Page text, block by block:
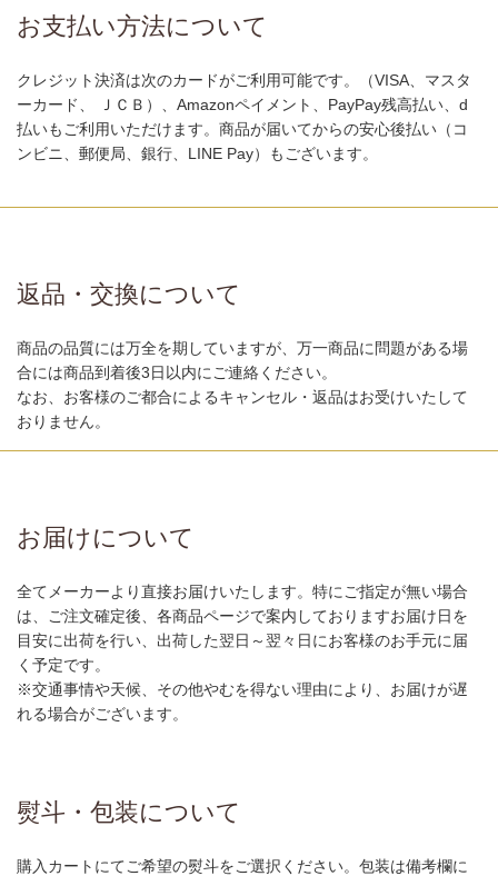
お支払い方法について
クレジット決済は次のカードがご利用可能です。（VISA、マスタ
ーカード、 ＪＣＢ）、Amazonペイメント、PayPay残高払い、d
払いもご利用いただけます。商品が届いてからの安心後払い（コ
ンビニ、郵便局、銀行、LINE Pay）もございます。
返品・交換について
商品の品質には万全を期していますが、万一商品に問題がある場
合には商品到着後3日以内にご連絡ください。
なお、お客様のご都合によるキャンセル・返品はお受けいたして
おりません。
お届けについて
全てメーカーより直接お届けいたします。特にご指定が無い場合
は、ご注文確定後、各商品ページで案内しておりますお届け日を
目安に出荷を行い、出荷した翌日～翌々日にお客様のお手元に届
く予定です。
※交通事情や天候、その他やむを得ない理由により、お届けが遅
れる場合がございます。
熨斗・包装について
購入カートにてご希望の熨斗をご選択ください。包装は備考欄に